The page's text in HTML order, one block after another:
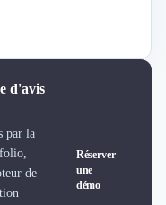
d'avis
par la
de
Réserver
une
démo